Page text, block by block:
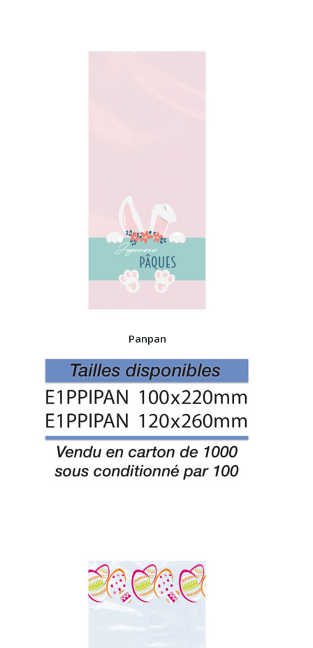
Panpan